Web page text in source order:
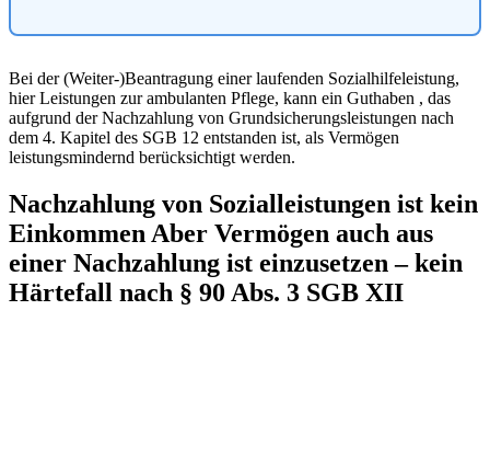
Bei der (Weiter-)Beantragung einer laufenden Sozialhilfeleistung,
hier Leistungen zur ambulanten Pflege, kann ein Guthaben , das
aufgrund der Nachzahlung von Grundsicherungsleistungen nach
dem 4. Kapitel des SGB 12 entstanden ist, als Vermögen
leistungsmindernd berücksichtigt werden.
Nachzahlung von Sozialleistungen ist kein
Einkommen Aber Vermögen auch aus
einer Nachzahlung ist einzusetzen – kein
Härtefall nach § 90 Abs. 3 SGB XII